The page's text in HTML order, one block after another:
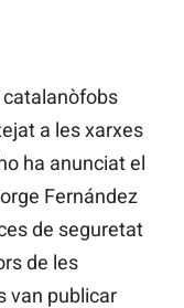
catalanòfobs
a les xarxes
ha anunciat el
Fernández
de seguretat
de les
van publicar